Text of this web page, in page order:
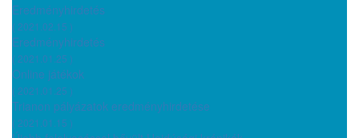
Eredményhirdetés
( 2021.02.15 )
Eredményhirdetés
( 2021.01.25 )
Online játékok
( 2021.01.25 )
Trianon pályázatok eredményhirdetése
( 2021.01.15 )